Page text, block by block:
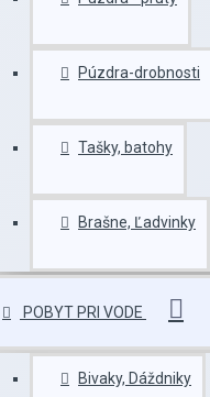
Púzdra-drobnosti
Tašky, batohy
Brašne, Ľadvinky
POBYT PRI VODE
Bivaky, Dáždniky